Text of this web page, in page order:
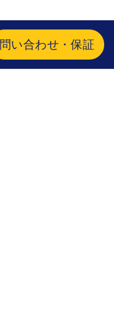
問い合わせ・保証